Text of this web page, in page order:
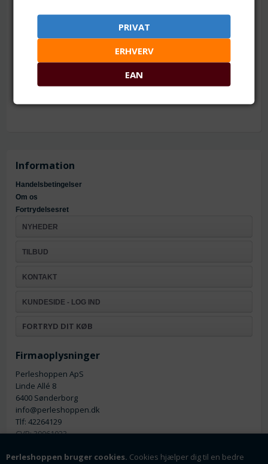
Perleshoppen bruger cookies. Cookies hjælper dig til en bedre
Hul: ca. 1 mm
Materiale: Farvet. Naturlig Mashan jade
Antal: ca. 50 stk.
Information
Handelsbetingelser
Om os
Fortrydelsesret
NYHEDER
TILBUD
KONTAKT
KUNDESIDE - LOG IND
FORTRYD DIT KØB
Firmaoplysninger
Perleshoppen ApS
Linde Allé 8
6400 Sønderborg
info@perleshoppen.dk
Tlf: 42264129
CVR: 39061023
PRIVAT
ERHVERV
EAN